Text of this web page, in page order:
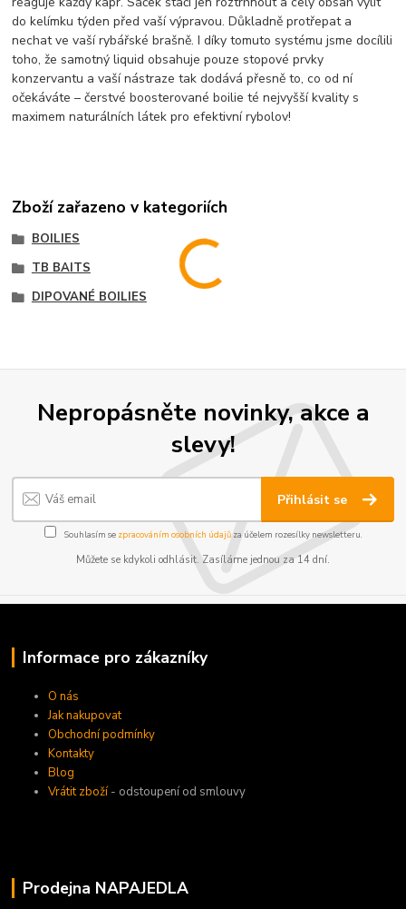
do kelímku týden před vaší výpravou. Důkladně protřepat a
nechat ve vaší rybářské brašně. I díky tomuto systému jsme docílili
toho, že samotný liquid obsahuje pouze stopové prvky
konzervantu a vaší nástraze tak dodává přesně to, co od ní
očekáváte – čerstvé boosterované boilie té nejvyšší kvality s
maximem naturálních látek pro efektivní rybolov!
Zboží zařazeno v kategoriích
BOILIES
TB BAITS
DIPOVANÉ BOILIES
Nepropásněte novinky, akce a
slevy!
Přihlásit se
Souhlasím se zpracováním osobních údajůza účelem rozesílky newsletteru.
Můžete se kdykoli odhlásit. Zasíláme jednou za 14 dní.
Informace pro zákazníky
O nás
Jak nakupovat
Obchodní podmínky
Kontakty
Blog
Vrátit zboží- odstoupení od smlouvy
Prodejna NAPAJEDLA